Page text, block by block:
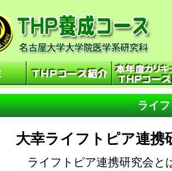
ライ
大幸ライフトピア連携
ライフトピア連携研究会と